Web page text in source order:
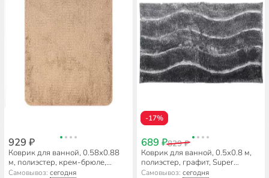
929 ₽
Коврик для ванной, 0.58х0.88
м, полиэстер, крем-брюле,
Лама, Y3-785
Самовывоз:сегодня
-17%
689 ₽829 ₽
Коврик для ванной, 0.5х0.8 м,
полиэстер, графит, Super
Bobbel, A160036
Самовывоз: сегодня